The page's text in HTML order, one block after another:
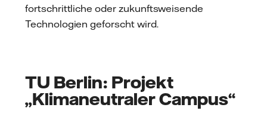
fortschrittliche oder zukunftsweisende
Technologien geforscht wird.
TU Berlin: Projekt
„Klimaneutraler Campus“